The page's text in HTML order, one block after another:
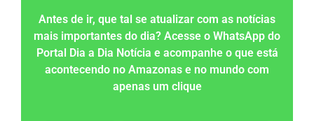
Antes de ir, que tal se atualizar com as notícias
mais importantes do dia? Acesse o WhatsApp do
Portal Dia a Dia Notícia e acompanhe o que está
acontecendo no Amazonas e no mundo com
apenas um clique